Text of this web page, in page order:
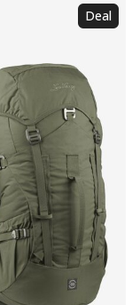
Deal